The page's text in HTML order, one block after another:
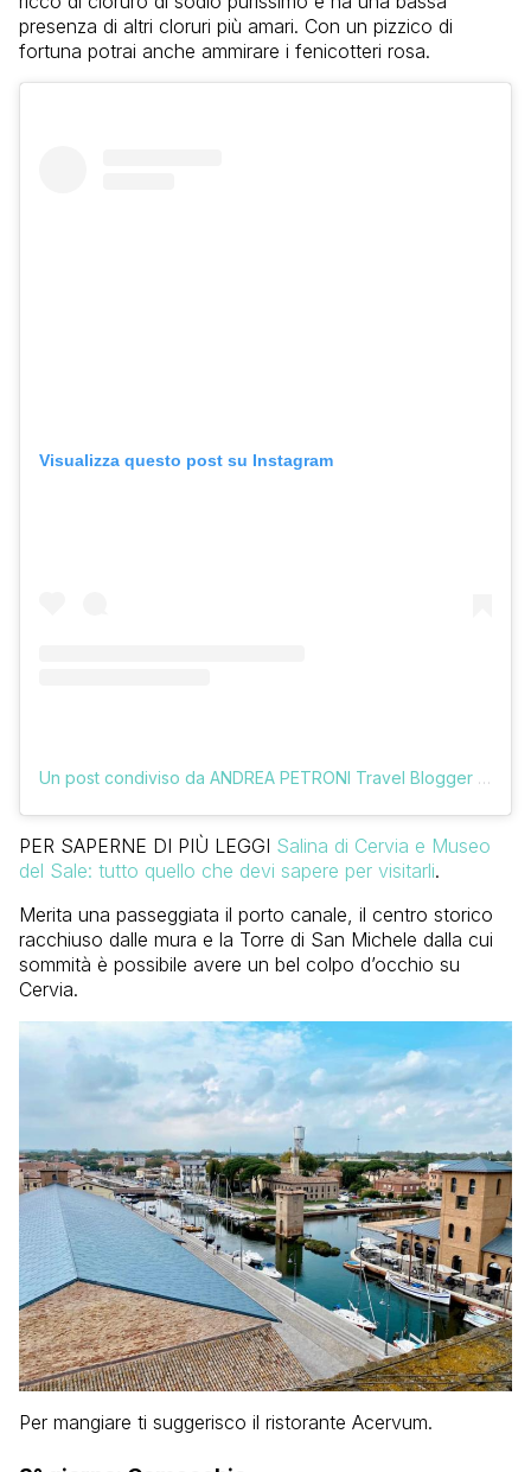
presenza di altri cloruri più amari. Con un pizzico di
fortuna potrai anche ammirare i fenicotteri rosa.
Visualizza questo post su Instagram
Un post condiviso da ANDREA PETRONI Travel Blogger (@vologratis)
PER SAPERNE DI PIÙ LEGGI Salina di Cervia e Museo
del Sale: tutto quello che devi sapere per visitarli.
Merita una passeggiata il porto canale, il centro storico
racchiuso dalle mura e la Torre di San Michele dalla cui
sommità è possibile avere un bel colpo d’occhio su
Cervia.
Per mangiare ti suggerisco il ristorante Acervum.